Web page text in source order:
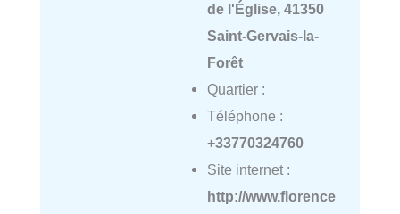
de l'Église, 41350
Saint-Gervais-la-
Forêt
Quartier :
Téléphone :
+33770324760
Site internet :
http://www.florence